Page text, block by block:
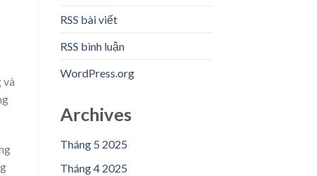
và
RSS bài viết
RSS bình luận
WordPress.org
Archives
Tháng 5 2025
Tháng 4 2025